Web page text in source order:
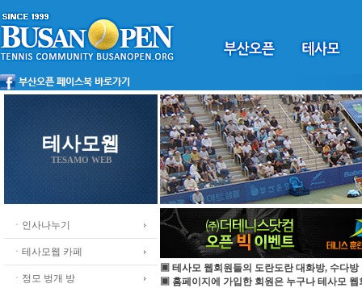
테사모웹
TESAMO WEB
ㆍ인사나누기
ㆍ테사모웹 카페
ㆍ정모 벙개 방
▣ 테사모 웹회원들의 도란도란 대화방, 수다방
▣ 홈페이지에 가입한 회원은 누구나 테사모 웹